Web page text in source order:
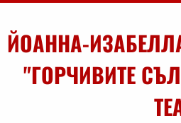
ЙОАННА-
"ГОРЧИВИТЕ